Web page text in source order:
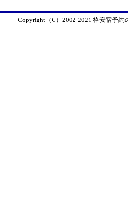
Copyright（C）2002-2021 格安宿予約